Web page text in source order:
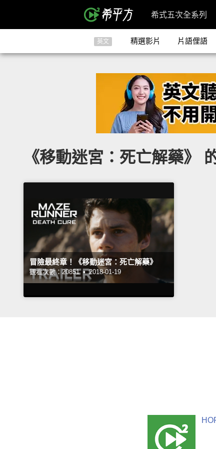
希式五次全系列
英文 精選影片 片語俚語
《移動迷宮：死亡解藥》
冒險最終章！《移動迷宮：死亡解藥》
觀看次數：20851 • 2018-01-19